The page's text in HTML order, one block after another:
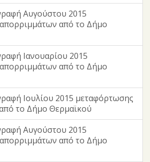
Αυγούστου 2015
από το Δήμο
Ιανουαρίου 2015
από το Δήμο
Ιουλίου 2015 μεταφόρτωσης
το Δήμο Θερμαϊκού
Αυγούστου 2015
από το Δήμο